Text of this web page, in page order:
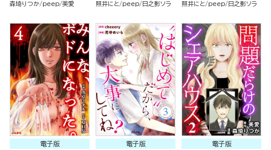
森埼りつか peep 美愛 照井にと peep 日之影ソラ 照井にと peep 日之影ソラ
電子版
電子版
電子版